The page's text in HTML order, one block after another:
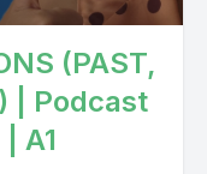
(PAST,
| Podcast
A1